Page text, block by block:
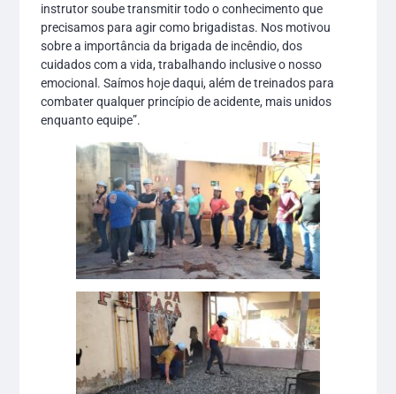
instrutor soube transmitir todo o conhecimento que
precisamos para agir como brigadistas. Nos motivou
sobre a importância da brigada de incêndio, dos
cuidados com a vida, trabalhando inclusive o nosso
emocional. Saímos hoje daqui, além de treinados para
combater qualquer princípio de acidente, mais unidos
enquanto equipe”.